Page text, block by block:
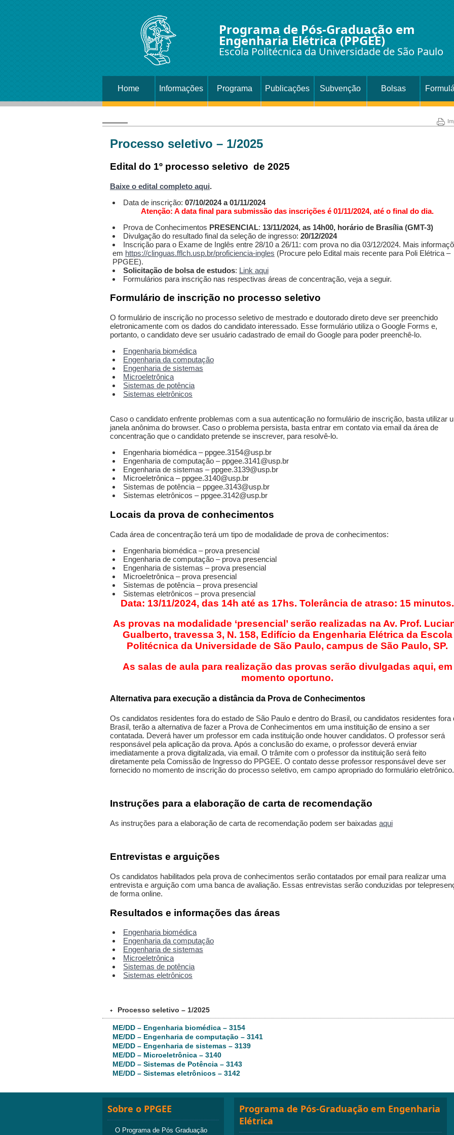
Programa de Pós-Graduação em
Engenharia Elétrica (PPGEE)
Escola Politécnica da Universidade de São Paulo
Home Informações Programa Publicações Subvenção Bolsas
Processo seletivo – 1/2025
Edital do 1º processo seletivo de 2025
Baixe o edital completo aqui.
Data de inscrição: 07/10/2024 a 01/11/2024
Atenção: A data final para submissão das inscrições é 01/11/2024, até o final do dia.
Prova de Conhecimentos PRESENCIAL: 13/11/2024, as 14h00, horário de Brasília (GMT-3)
Divulgação do resultado final da seleção de ingresso: 20/12/2024
Inscrição para o Exame de Inglês entre 28/10 a 26/11: com prova no dia 03/12/2024. Mais
em https://clinguas.fflch.usp.br/proficiencia-ingles (Procure pelo Edital mais recente para Poli Elétrica –
PPGEE).
Solicitação de bolsa de estudos: Link aqui
Formulários para inscrição nas respectivas áreas de concentração, veja a seguir.
Formulário de inscrição no processo seletivo
O formulário de inscrição no processo seletivo de mestrado e doutorado direto deve ser preenchido
eletronicamente com os dados do candidato interessado. Esse formulário utiliza o Google Forms e,
portanto, o candidato deve ser usuário cadastrado de email do Google para poder preenchê-lo.
Engenharia biomédica
Engenharia da computação
Engenharia de sistemas
Microeletrônica
Sistemas de potência
Sistemas eletrônicos
Caso o candidato enfrente problemas com a sua autenticação no formulário de inscrição, basta utilizar
janela anônima do browser. Caso o problema persista, basta entrar em contato via email da área de
concentração que o candidato pretende se inscrever, para resolvê-lo.
Engenharia biomédica – ppgee.3154@usp.br
Engenharia de computação – ppgee.3141@usp.br
Engenharia de sistemas – ppgee.3139@usp.br
Microeletrônica – ppgee.3140@usp.br
Sistemas de potência – ppgee.3143@usp.br
Sistemas eletrônicos – ppgee.3142@usp.br
Locais da prova de conhecimentos
Cada área de concentração terá um tipo de modalidade de prova de conhecimentos:
Engenharia biomédica – prova presencial
Engenharia de computação – prova presencial
Engenharia de sistemas – prova presencial
Microeletrônica – prova presencial
Sistemas de potência – prova presencial
Sistemas eletrônicos – prova presencial
Data: 13/11/2024, das 14h até as 17hs. Tolerância de atraso: 15 minutos.
As provas na modalidade ‘presencial’ serão realizadas na Av. Prof.
Gualberto, travessa 3, N. 158, Edifício da Engenharia Elétrica da Escola
Politécnica da Universidade de São Paulo, campus de São Paulo, SP.
As salas de aula para realização das provas serão divulgadas aqui, em
momento oportuno.
Alternativa para execução a distância da Prova de Conhecimentos
Os candidatos residentes fora do estado de São Paulo e dentro do Brasil, ou candidatos residentes fora
Brasil, terão a alternativa de fazer a Prova de Conhecimentos em uma instituição de ensino a ser
contatada. Deverá haver um professor em cada instituição onde houver candidatos. O professor será
responsável pela aplicação da prova. Após a conclusão do exame, o professor deverá enviar
imediatamente a prova digitalizada, via email. O trâmite com o professor da instituição será feito
diretamente pela Comissão de Ingresso do PPGEE. O contato desse professor responsável deve ser
fornecido no momento de inscrição do processo seletivo, em campo apropriado do formulário eletrônico.
Instruções para a elaboração de carta de recomendação
As instruções para a elaboração de carta de recomendação podem ser baixadas aqui
Entrevistas e arguições
Os candidatos habilitados pela prova de conhecimentos serão contatados por email para realizar uma
entrevista e arguição com uma banca de avaliação. Essas entrevistas serão conduzidas por
de forma online.
Resultados e informações das áreas
Engenharia biomédica
Engenharia da computação
Engenharia de sistemas
Microeletrônica
Sistemas de potência
Sistemas eletrônicos
+ Processo seletivo – 1/2025
ME/DD – Engenharia biomédica – 3154
ME/DD – Engenharia de computação – 3141
ME/DD – Engenharia de sistemas – 3139
ME/DD – Microeletrônica – 3140
ME/DD – Sistemas de Potência – 3143
ME/DD – Sistemas eletrônicos – 3142
Sobre o PPGEE
O Programa de Pós Graduação
Programa de Pós-Graduação em Engenharia
Elétrica